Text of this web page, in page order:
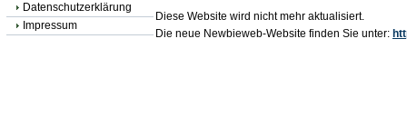
Datenschutzerklärung
Impressum
Diese Website wird nicht mehr aktualisiert.
Die neue Newbieweb-Website finden Sie unter: